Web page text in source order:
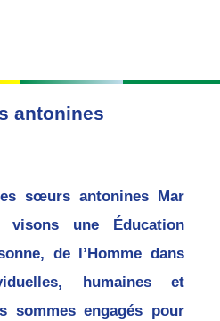
antonines
sœurs antonines Mar
visons une Éducation
de l’Homme dans
humaines et
sommes engagés pour